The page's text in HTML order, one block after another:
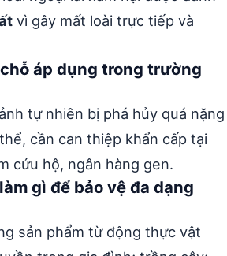
vì gây mất loài trực tiếp và
áp dụng trong trường
tự nhiên bị phá hủy quá nặng
cần can thiệp khẩn cấp tại
cứu hộ, ngân hàng gen.
gì để bảo vệ đa dạng
sản phẩm từ động thực vật